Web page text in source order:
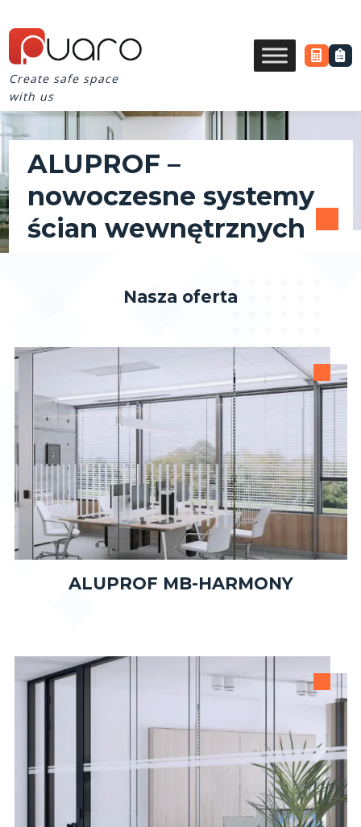
Create safe space
with us
ALUPROF –
nowoczesne systemy
ścian wewnętrznych
Nasza oferta
ALUPROF MB-HARMONY